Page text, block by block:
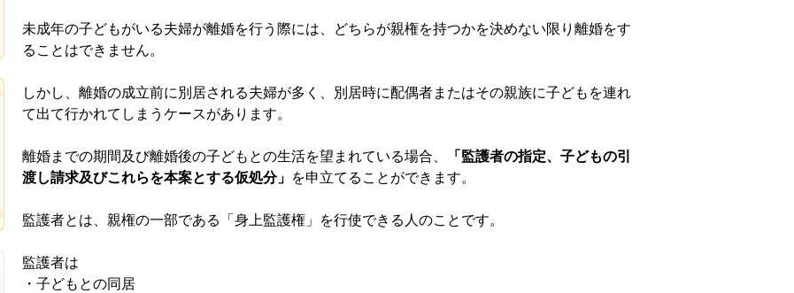
未成年の子どもがいる夫婦が離婚を行う際には、どちらが親権を持つかを決めない限り離婚をす
ることはできません。
しかし、離婚の成立前に別居される夫婦が多く、別居時に配偶者またはその親族に子どもを連れ
て出て行かれてしまうケースがあります。
離婚までの期間及び離婚後の子どもとの生活を望まれている場合、 「 監護者の指定、子どもの引
渡し請求及びこれらを本案とする仮処分」 を申立てることができます。
監護者とは、親権の一部である「身上監護権」を行使できる人のことです。
監護者は
・子どもとの同居